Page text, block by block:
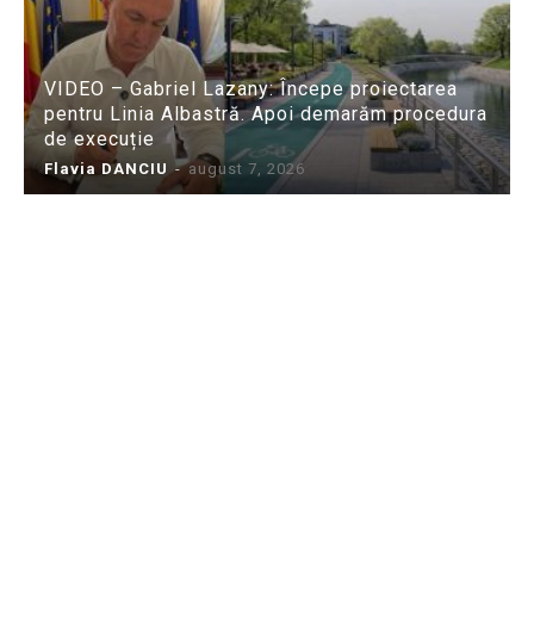
VIDEO – Gabriel Lazany: Începe proiectarea
pentru Linia Albastră. Apoi demarăm procedura
de execuție
Flavia DANCIU - august 7, 2026